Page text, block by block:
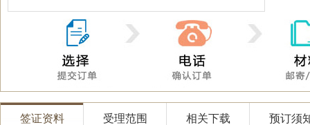
签证资料 受理范围 相关下载 预订须